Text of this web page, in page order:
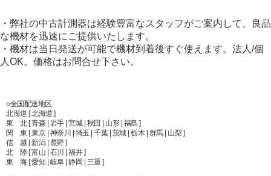
・弊社の中古計測器は経験豊富なスタッフがご案内して、良品
な機材を迅速にご提供いたします。
・機材は当日発送が可能で機材到着後すぐ使えます。法人/個
人OK。価格はお問合せ下さい。
○全国配送地区
北海道 [ 北海道 ]
東 北 [ 青森 | 岩手 | 宮城 | 秋田 | 山形 | 福島 ]
関 東 [ 東京 | 神奈川 | 埼玉 | 千葉 | 茨城 | 栃木 | 群馬 | 山梨 ]
信 越 [ 新潟 | 長野 ]
北 陸 [ 富山 | 石川 | 福井 ]
東 海 [ 愛知 | 岐阜 | 静岡 | 三重 ]